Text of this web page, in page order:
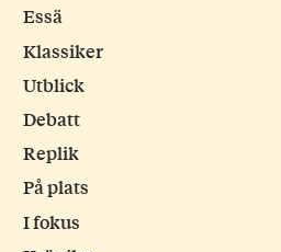
Essä
Klassiker
Utblick
Debatt
Replik
På plats
I fokus